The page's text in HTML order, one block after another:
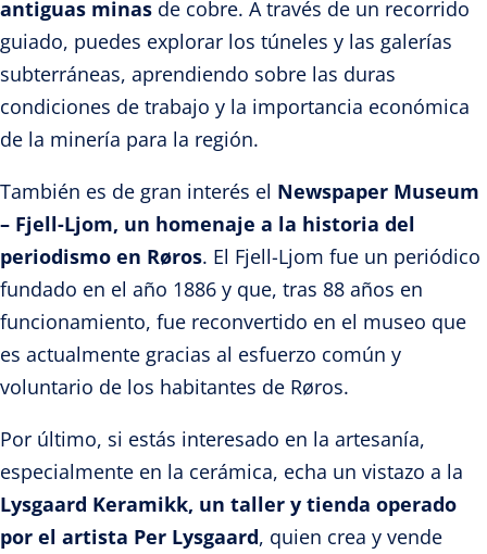
antiguas minas de cobre. A través de un recorrido
guiado, puedes explorar los túneles y las galerías
subterráneas, aprendiendo sobre las duras
condiciones de trabajo y la importancia económica
de la minería para la región.
También es de gran interés el Newspaper Museum
– Fjell-Ljom, un homenaje a la historia del
periodismo en Røros. El Fjell-Ljom fue un periódico
fundado en el año 1886 y que, tras 88 años en
funcionamiento, fue reconvertido en el museo que
es actualmente gracias al esfuerzo común y
voluntario de los habitantes de Røros.
Por último, si estás interesado en la artesanía,
especialmente en la cerámica, echa un vistazo a la
Lysgaard Keramikk, un taller y tienda operado
por el artista Per Lysgaard, quien crea y vende